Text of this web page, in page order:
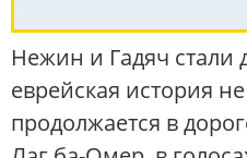
Нежин и Гадяч стали
еврейская история
продолжается в